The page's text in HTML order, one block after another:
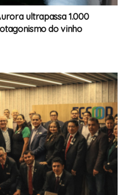
ultrapassa 1.000
do vinho